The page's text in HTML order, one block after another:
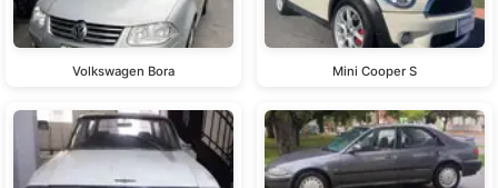
Volkswagen Bora Mini Cooper S